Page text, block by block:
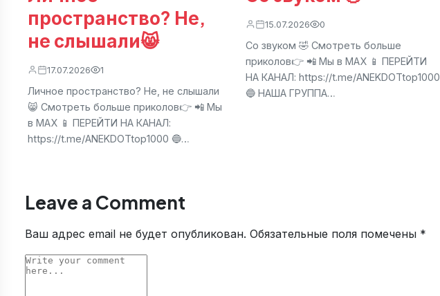
пространство? Не,
не слышали😸
17.07.2026 1
Личное пространство? Не, не слышали
😸 Смотреть больше приколов👉 📲 Мы
в МАХ 📱 ПЕРЕЙТИ НА КАНАЛ:
https://t.me/ANEKDOTtop1000 🔵…
15.07.2026 0
Со звуком 🤣 Смотреть больше
приколов👉 📲 Мы в МАХ 📱 ПЕРЕЙТИ
НА КАНАЛ: https://t.me/ANEKDOTtop1000
🔵 НАША ГРУППА…
Leave a Comment
Ваш адрес email не будет опубликован. Обязательные поля помечены *
Comment